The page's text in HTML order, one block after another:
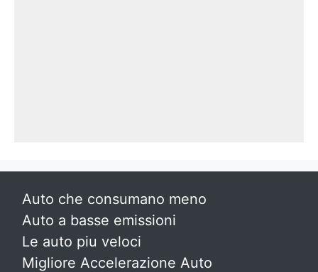
Auto che consumano meno
Auto a basse emissioni
Le auto piu veloci
Migliore Accelerazione Auto